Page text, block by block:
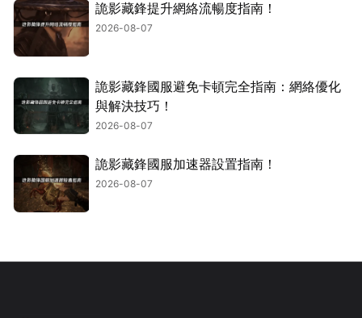
詭影藏鋒提升網絡流暢度指南！
2026-08-07
詭影藏鋒國服避免卡頓完全指南：網絡優化
與解決技巧！
2026-08-07
詭影藏鋒國服加速器設置指南！
2026-08-07